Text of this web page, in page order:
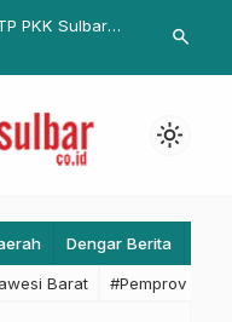
PKK Sulbar
Resmi
Independen
search
light_mode
Dengar Berita
Barat #Pemprov